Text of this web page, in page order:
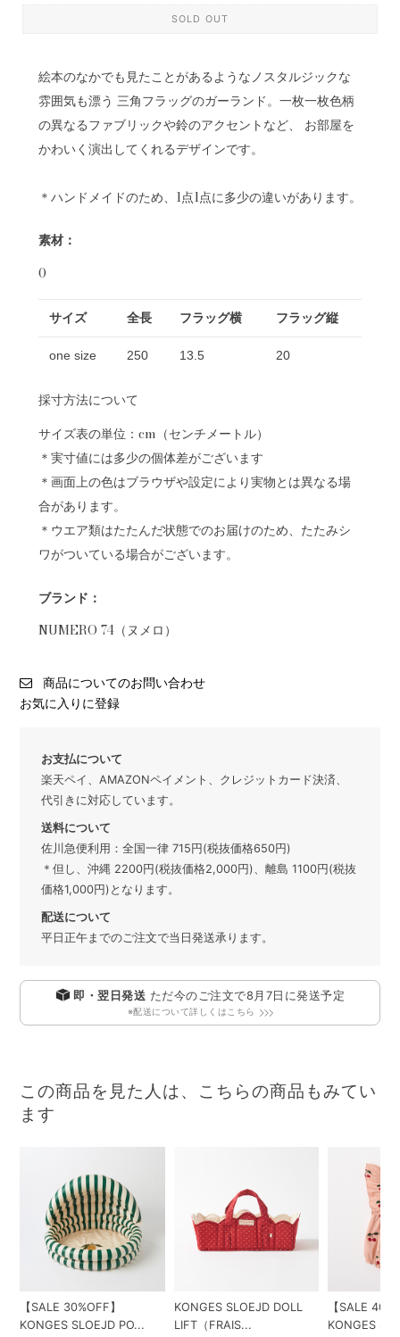
SOLD OUT
絵本のなかでも見たことがあるようなノスタルジックな
雰囲気も漂う 三角フラッグのガーランド。一枚一枚色柄
の異なるファブリックや鈴のアクセントなど、 お部屋を
かわいく演出してくれるデザインです。
＊ハンドメイドのため、1点1点に多少の違いがあります。
素材：
0
サイズ 全長 フラッグ横 フラッグ縦
one size 250 13.5 20
採寸方法について
サイズ表の単位：cm（センチメートル）
＊実寸値には多少の個体差がございます
＊画面上の色はブラウザや設定により実物とは異なる場
合があります。
＊ウエア類はたたんだ状態でのお届けのため、たたみシ
ワがついている場合がございます。
ブランド：
NUMERO 74（ヌメロ）
商品についてのお問い合わせ
お気に入りに登録
お支払について
楽天ペイ、AMAZONペイメント、クレジットカード決済、
代引きに対応しています。
送料について
佐川急便利用：全国一律 715円(税抜価格650円)
＊但し、沖縄 2200円(税抜価格2,000円)、離島 1100円(税抜
価格1,000円)となります。
配送について
平日正午までのご注文で当日発送承ります。
即・翌日発送 ただ今のご注文で8月7日 に発送予定
※配送について詳しくはこちら
この商品を見た人は、こちらの商品もみてい
ます
【SALE 30%OFF】
KONGES SLOEJD PO...
KONGES SLOEJD DOLL
LIFT（FRAIS...
【SALE
KONGES